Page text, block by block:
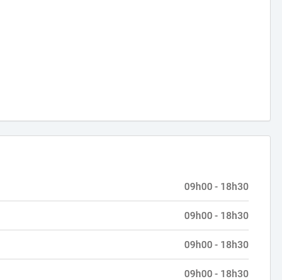
09h00 - 18h30
09h00 - 18h30
09h00 - 18h30
09h00 - 18h30